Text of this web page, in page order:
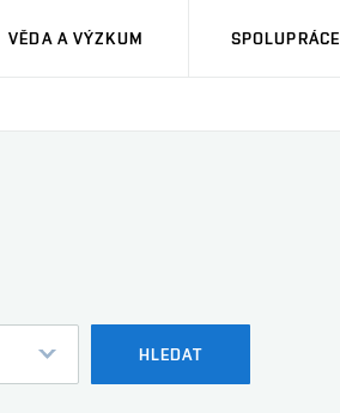
VĚDA A VÝZKUM SPOLUPRÁCE
HLEDAT